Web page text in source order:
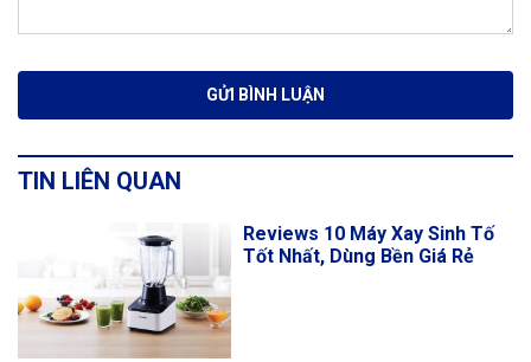
TIN LIÊN QUAN
Reviews 10 Máy Xay Sinh Tố
Tốt Nhất, Dùng Bền Giá Rẻ